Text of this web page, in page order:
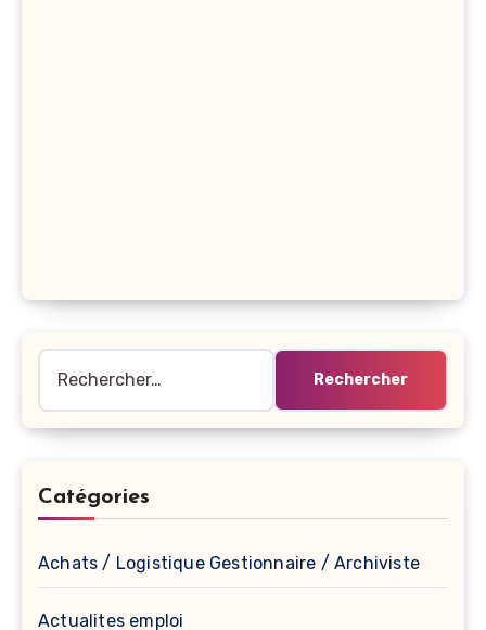
Catégories
Achats / Logistique Gestionnaire / Archiviste
Actualites emploi